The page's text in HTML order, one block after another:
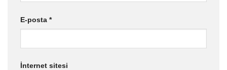
E-posta *
İnternet sitesi